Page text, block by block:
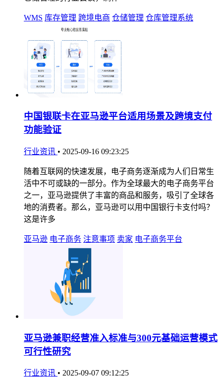
WMS 库存管理 跨境电商 仓储管理 仓库管理系统
中国银联卡在亚马逊平台适用场景及跨境支付
功能验证
行业资讯 • 2025-09-16 09:23:25
随着互联网的快速发展，电子商务逐渐成为人们日常生
活中不可或缺的一部分。作为全球最大的电子商务平台
之一，亚马逊提供了丰富的商品和服务，吸引了全球各
地的消费者。那么，亚马逊可以用中国银行卡支付吗？
这是许多
亚马逊 电子商务 注意事项 卖家 电子商务平台
亚马逊兼职经营准入标准与300元基础运营模式
可行性研究
行业资讯 • 2025-09-07 09:12:25